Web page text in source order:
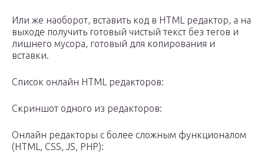
Или же наоборот, вставить код в HTML редактор, а на
выходе получить готовый чистый текст без тегов и
лишнего мусора, готовый для копирования и
вставки.
Список онлайн HTML редакторов:
Скриншот одного из редакторов:
Онлайн редакторы с более сложным функционалом
(HTML, CSS, JS, PHP):